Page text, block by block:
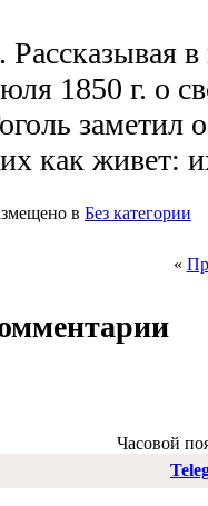
Рассказывая
1850 г. о
заметил
как живет:
в Без категории
«
Часовой